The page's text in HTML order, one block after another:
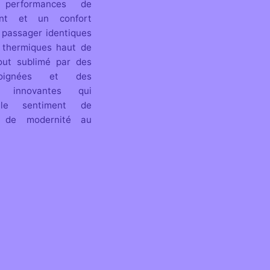
de
et un confort
identiques
haut de
sublimé par des
et des
innovantes qui
sentiment de
modernité au